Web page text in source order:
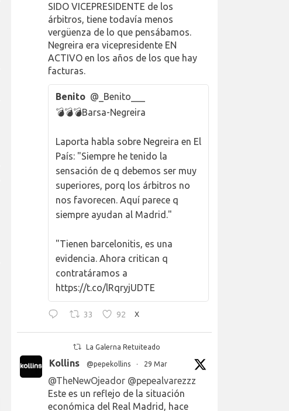
SIDO VICEPRESIDENTE de los
árbitros, tiene todavía menos
vergüenza de lo que pensábamos.
Negreira era vicepresidente EN
ACTIVO en los años de los que hay
facturas.
Benito @_Benito___
💣💣💣Barsa-Negreira
Laporta habla sobre Negreira en El
País: "Siempre he tenido la
sensación de q debemos ser muy
superiores, porq los árbitros no
nos favorecen. Aquí parece q
siempre ayudan al Madrid."
"Tienen barcelonitis, es una
evidencia. Ahora critican q
contratáramos a
https://t.co/lRqryjUDTE
33 92 X
La Galerna Retuiteado
Kollins @pepekollins · 29 Mar
@TheNewOjeador @pepealvarezzz
Este es un reflejo de la situación
económica del Real Madrid, hace